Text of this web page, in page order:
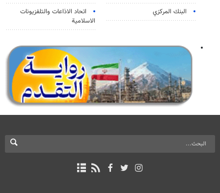
البنك المركزي
اتحاد الاذاعات والتلفزيونات
الاسلامية